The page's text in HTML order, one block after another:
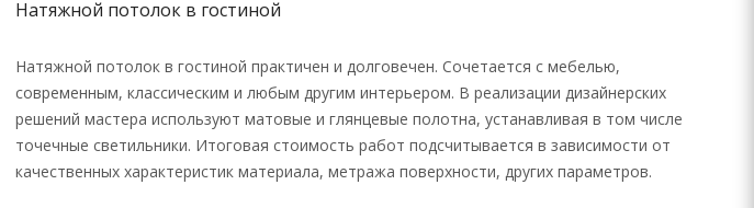
Натяжной потолок в гостиной
Натяжной потолок в гостиной практичен и долговечен. Сочетается с мебелью,
современным, классическим и любым другим интерьером. В реализации дизайнерских
решений мастера используют матовые и глянцевые полотна, устанавливая в том числе
точечные светильники. Итоговая стоимость работ подсчитывается в зависимости от
качественных характеристик материала, метража поверхности, других параметров.